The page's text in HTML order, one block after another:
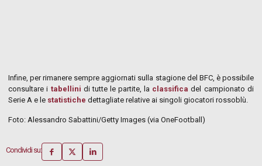
Infine, per rimanere sempre aggiornati sulla stagione del BFC, è possibile
consultare i tabellini di tutte le partite, la classifica del campionato di
Serie A e le statistiche dettagliate relative ai singoli giocatori rossoblù.
Foto: Alessandro Sabattini/Getty Images (via OneFootball)
Condividi su: